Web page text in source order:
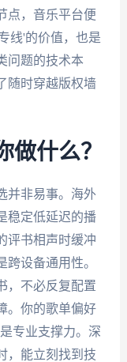
点，音乐平台便
线'的价值，也是
问题的技术本
随时穿越版权墙
做什么？
并非易事。海外
稳定低延迟的播
评书相声时缓冲
设备通用性。
，不必反复配置
。你的歌单偏好
专业支撑力。深
，能立刻找到技